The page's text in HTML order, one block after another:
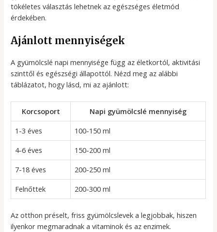
tökéletes választás lehetnek az egészséges életmód
érdekében.
Ajánlott mennyiségek
A gyümölcslé napi mennyisége függ az életkortól, aktivitási
szinttől és egészségi állapottól. Nézd meg az alábbi
táblázatot, hogy lásd, mi az ajánlott:
Korcsoport
Napi gyümölcslé mennyiség
1-3 éves
100-150 ml
4-6 éves
150-200 ml
7-18 éves
200-250 ml
Felnőttek
200-300 ml
Az otthon préselt, friss gyümölcslevek a legjobbak, hiszen
ilyenkor megmaradnak a vitaminok és az enzimek.